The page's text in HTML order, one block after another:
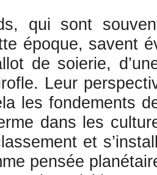
qui sont
époque, savent
de soierie,
Leur
les fondements
dans les
et
pensée